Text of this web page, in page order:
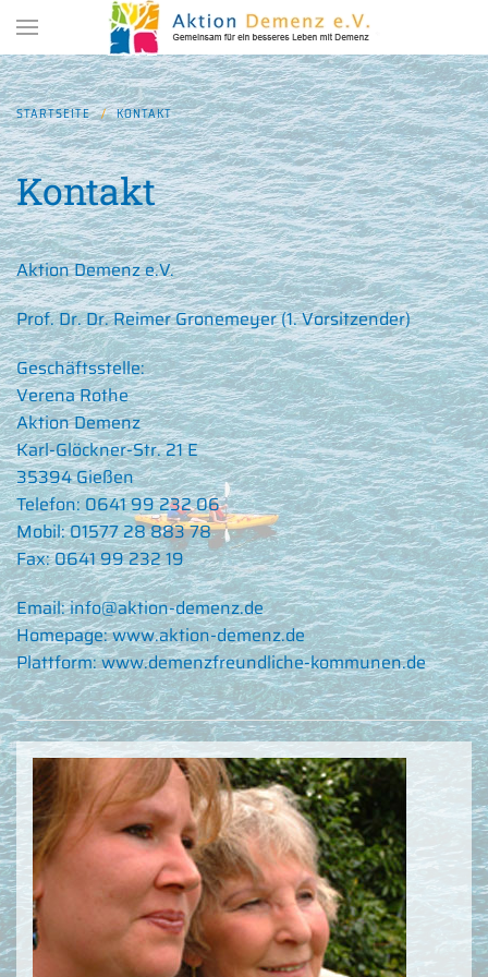
Zum Hauptinhalt springen
STARTSEITE KONTAKT
Kontakt
Aktion Demenz e.V.
Prof. Dr. Dr. Reimer Gronemeyer (1. Vorsitzender)
Geschäftsstelle:
Verena Rothe
Aktion Demenz
Karl-Glöckner-Str. 21 E
35394 Gießen
Telefon: 0641 99 232 06
Mobil: 01577 28 883 78
Fax: 0641 99 232 19
Email:info@aktion-demenz.de
Homepage:www.aktion-demenz.de
Plattform: www.demenzfreundliche-kommunen.de